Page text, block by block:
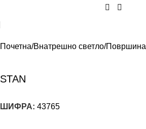
Почетна Внатрешно светло Површина
STAN
ШИФРА: 43765